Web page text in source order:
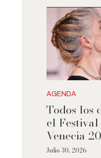
AGENDA
Todos los
el Festival
Venecia
Julio 30, 2026